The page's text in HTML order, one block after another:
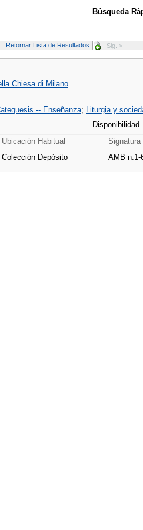
Búsqueda
Retornar Lista de Resultados Sig. >
Chiesa di Milano
-- Enseñanza; Liturgia y
Disponibilidad
Ubicación Habitual Signatura
Colección Depósito AMB n.1-